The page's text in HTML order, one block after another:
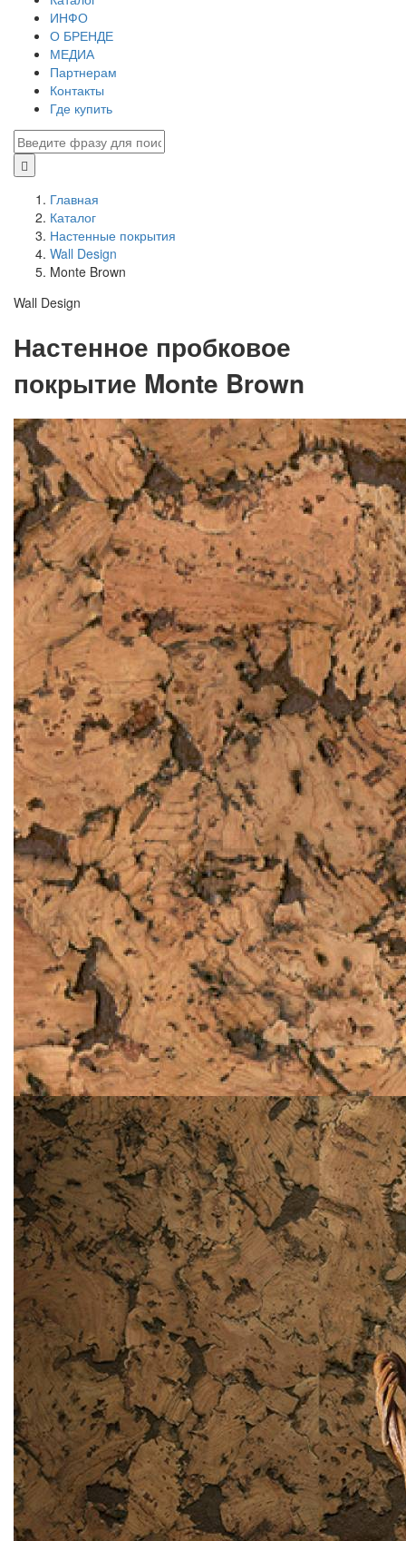
ИНФО
О БРЕНДЕ
МЕДИА
Партнерам
Контакты
Где купить
Главная
Каталог
Настенные покрытия
Wall Design
Monte Brown
Wall Design
Настенное пробковое
покрытие Monte Brown